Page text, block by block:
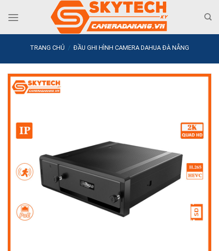
TRANG CHỦ / ĐẦU GHI HÌNH CAMERA DAHUA ĐÀ NẴNG